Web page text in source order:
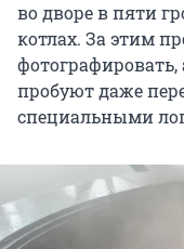
во дворе в пяти
котлах. За этим
пробуют даже
специальными